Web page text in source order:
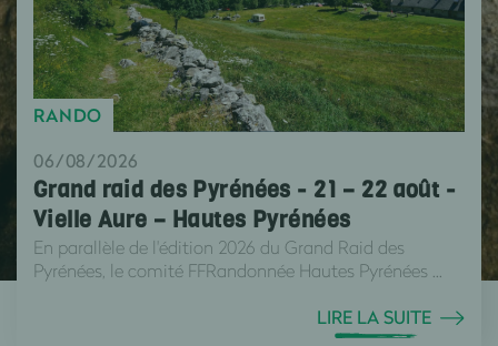
RANDO
06/08/2026
Grand raid des Pyrénées - 21 – 22 août -
Vielle Aure – Hautes Pyrénées
En parallèle de l'édition 2026 du Grand Raid des
Pyrénées, le comité FFRandonnée Hautes Pyrénées ...
LIRE LA SUITE